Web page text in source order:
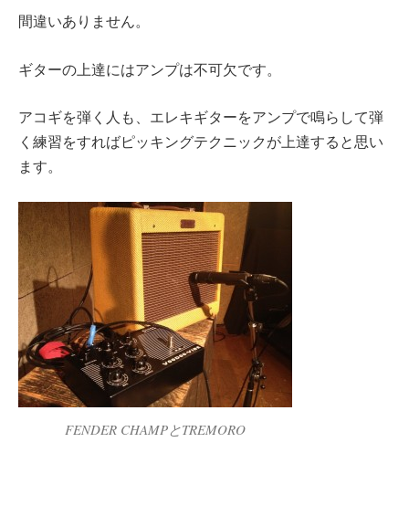
間違いありません。
ギターの上達にはアンプは不可欠です。
アコギを弾く人も、エレキギターをアンプで鳴らして弾
く練習をすればピッキングテクニックが上達すると思い
ます。
FENDER CHAMPとTREMORO